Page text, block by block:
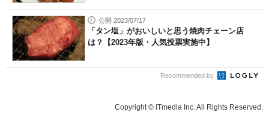
公開 2023/07/17
「タン塩」がおいしいと思う焼肉チェーン店
は？【2023年版・人気投票実施中】
Recommended by
Copyright © ITmedia Inc. All Rights Reserved.